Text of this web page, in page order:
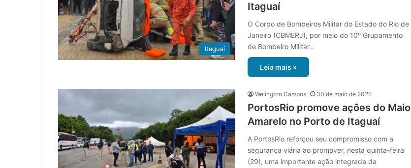
Itaguaí
Itaguaí
O Corpo de Bombeiros Militar do Estado do Rio de
Janeiro (CBMERJ), por meio do 10º Grupamento
de Bombeiro Militar…
Leia mais »
Welington Campos 30 de maio de 2025
PortosRio promove ações do Maio
Amarelo no Porto de Itaguaí
A PortosRio reforçou seu compromisso com a
segurança viária ao promover, nesta quinta-feira
(29), uma importante ação integrada da